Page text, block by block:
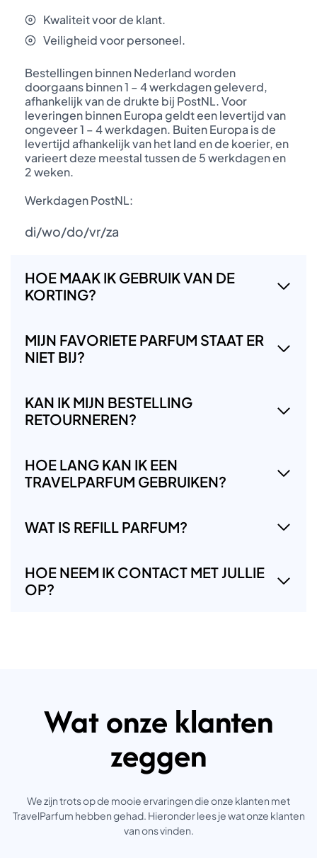
Kwaliteit voor de klant.
Veiligheid voor personeel.
Bestellingen binnen Nederland worden
doorgaans binnen 1 – 4 werkdagen geleverd,
afhankelijk van de drukte bij PostNL. Voor
leveringen binnen Europa geldt een levertijd van
ongeveer 1 – 4 werkdagen. Buiten Europa is de
levertijd afhankelijk van het land en de koerier, en
varieert deze meestal tussen de 5 werkdagen en
2 weken.
Werkdagen PostNL:
di/wo/do/vr/za
HOE MAAK IK GEBRUIK VAN DE
KORTING?
MIJN FAVORIETE PARFUM STAAT ER
NIET BIJ?
KAN IK MIJN BESTELLING
RETOURNEREN?
HOE LANG KAN IK EEN
TRAVELPARFUM GEBRUIKEN?
WAT IS REFILL PARFUM?
HOE NEEM IK CONTACT MET JULLIE
OP?
Wat onze klanten
zeggen
We zijn trots op de mooie ervaringen die onze klanten met
TravelParfum hebben gehad. Hieronder lees je wat onze klanten
van ons vinden.